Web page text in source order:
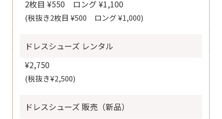
2枚目 ¥550 ロング ¥1,100
(税抜き2枚目 ¥500 ロング ¥1,000)
ドレスシューズ レンタル
¥2,750
(税抜き¥2,500)
ドレスシューズ 販売（新品）